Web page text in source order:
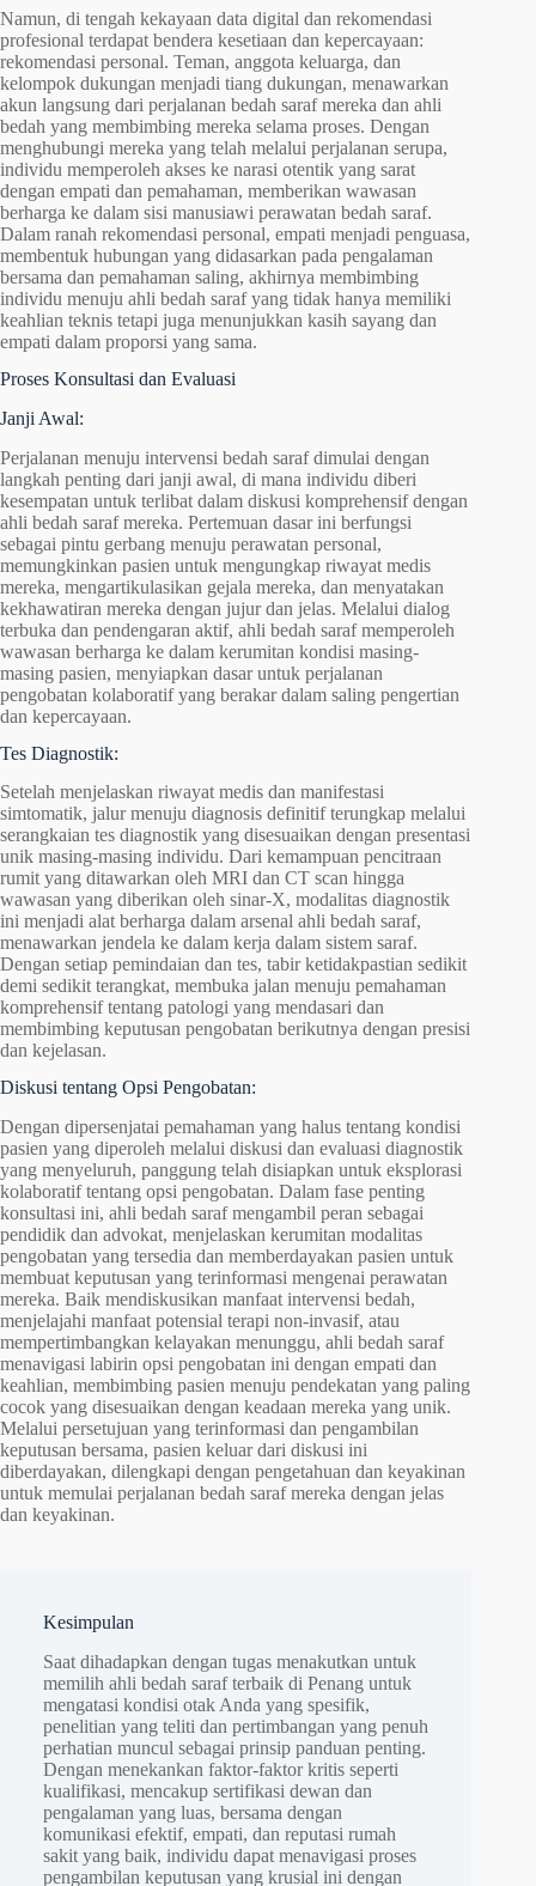
Namun, di tengah kekayaan data digital dan rekomendasi
profesional terdapat bendera kesetiaan dan kepercayaan:
rekomendasi personal. Teman, anggota keluarga, dan
kelompok dukungan menjadi tiang dukungan, menawarkan
akun langsung dari perjalanan bedah saraf mereka dan ahli
bedah yang membimbing mereka selama proses. Dengan
menghubungi mereka yang telah melalui perjalanan serupa,
individu memperoleh akses ke narasi otentik yang sarat
dengan empati dan pemahaman, memberikan wawasan
berharga ke dalam sisi manusiawi perawatan bedah saraf.
Dalam ranah rekomendasi personal, empati menjadi penguasa,
membentuk hubungan yang didasarkan pada pengalaman
bersama dan pemahaman saling, akhirnya membimbing
individu menuju ahli bedah saraf yang tidak hanya memiliki
keahlian teknis tetapi juga menunjukkan kasih sayang dan
empati dalam proporsi yang sama.
Proses Konsultasi dan Evaluasi
Janji Awal:
Perjalanan menuju intervensi bedah saraf dimulai dengan
langkah penting dari janji awal, di mana individu diberi
kesempatan untuk terlibat dalam diskusi komprehensif dengan
ahli bedah saraf mereka. Pertemuan dasar ini berfungsi
sebagai pintu gerbang menuju perawatan personal,
memungkinkan pasien untuk mengungkap riwayat medis
mereka, mengartikulasikan gejala mereka, dan menyatakan
kekhawatiran mereka dengan jujur dan jelas. Melalui dialog
terbuka dan pendengaran aktif, ahli bedah saraf memperoleh
wawasan berharga ke dalam kerumitan kondisi masing-
masing pasien, menyiapkan dasar untuk perjalanan
pengobatan kolaboratif yang berakar dalam saling pengertian
dan kepercayaan.
Tes Diagnostik:
Setelah menjelaskan riwayat medis dan manifestasi
simtomatik, jalur menuju diagnosis definitif terungkap melalui
serangkaian tes diagnostik yang disesuaikan dengan presentasi
unik masing-masing individu. Dari kemampuan pencitraan
rumit yang ditawarkan oleh MRI dan CT scan hingga
wawasan yang diberikan oleh sinar-X, modalitas diagnostik
ini menjadi alat berharga dalam arsenal ahli bedah saraf,
menawarkan jendela ke dalam kerja dalam sistem saraf.
Dengan setiap pemindaian dan tes, tabir ketidakpastian sedikit
demi sedikit terangkat, membuka jalan menuju pemahaman
komprehensif tentang patologi yang mendasari dan
membimbing keputusan pengobatan berikutnya dengan presisi
dan kejelasan.
Diskusi tentang Opsi Pengobatan:
Dengan dipersenjatai pemahaman yang halus tentang kondisi
pasien yang diperoleh melalui diskusi dan evaluasi diagnostik
yang menyeluruh, panggung telah disiapkan untuk eksplorasi
kolaboratif tentang opsi pengobatan. Dalam fase penting
konsultasi ini, ahli bedah saraf mengambil peran sebagai
pendidik dan advokat, menjelaskan kerumitan modalitas
pengobatan yang tersedia dan memberdayakan pasien untuk
membuat keputusan yang terinformasi mengenai perawatan
mereka. Baik mendiskusikan manfaat intervensi bedah,
menjelajahi manfaat potensial terapi non-invasif, atau
mempertimbangkan kelayakan menunggu, ahli bedah saraf
menavigasi labirin opsi pengobatan ini dengan empati dan
keahlian, membimbing pasien menuju pendekatan yang paling
cocok yang disesuaikan dengan keadaan mereka yang unik.
Melalui persetujuan yang terinformasi dan pengambilan
keputusan bersama, pasien keluar dari diskusi ini
diberdayakan, dilengkapi dengan pengetahuan dan keyakinan
untuk memulai perjalanan bedah saraf mereka dengan jelas
dan keyakinan.
Kesimpulan
Saat dihadapkan dengan tugas menakutkan untuk
memilih ahli bedah saraf terbaik di Penang untuk
mengatasi kondisi otak Anda yang spesifik,
penelitian yang teliti dan pertimbangan yang penuh
perhatian muncul sebagai prinsip panduan penting.
Dengan menekankan faktor-faktor kritis seperti
kualifikasi, mencakup sertifikasi dewan dan
pengalaman yang luas, bersama dengan
komunikasi efektif, empati, dan reputasi rumah
sakit yang baik, individu dapat menavigasi proses
pengambilan keputusan yang krusial ini dengan